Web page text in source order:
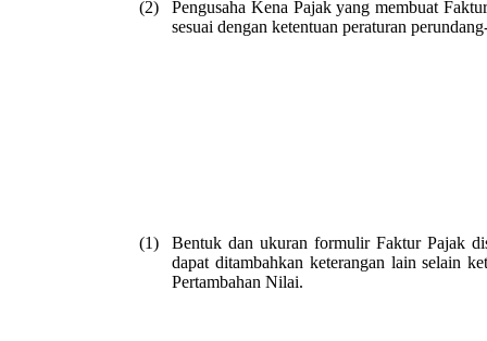
(2)
Pengusaha Kena Pajak yang membuat
sesuai dengan ketentuan peraturan
(1)
Bentuk dan ukuran formulir Faktur Pajak
dapat ditambahkan keterangan lain selain
Pertambahan Nilai.